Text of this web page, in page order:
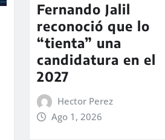
Fernando Jalil
reconoció que lo
“tienta” una
candidatura en el
2027
Hector Perez
Ago 1, 2026